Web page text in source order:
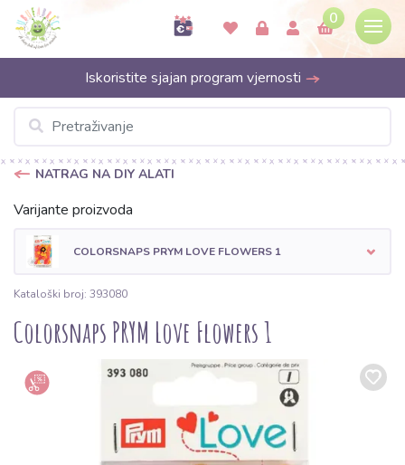
0
Iskoristite sjajan program vjernosti
NATRAG NA DIY ALATI
Varijante proizvoda
COLORSNAPS PRYM LOVE FLOWERS 1
Kataloški broj: 393080
Colorsnaps PRYM Love Flowers 1